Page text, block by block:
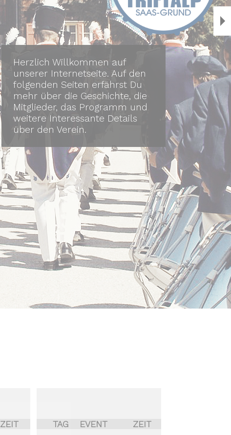
Herzlich Willkommen auf
unserer Internetseite. Auf den
folgenden Seiten erfährst Du
mehr über die Geschichte, die
Mitglieder, das Programm und
weitere Interessante Details
über den Verein.
Wann üben die Pfeifer, wann
die Tambouren und wann und
wo tritt der TPV Triftalp als
nächstes auf? In unserer
aktuellen Agenda erfährst du
es.
ZEIT
TAG EVENT ZEIT